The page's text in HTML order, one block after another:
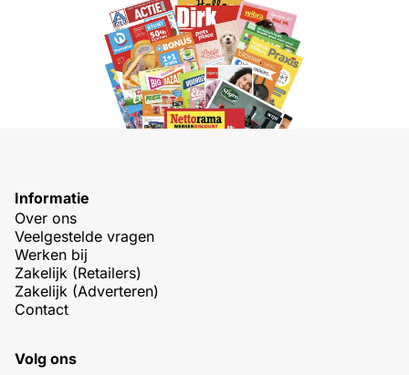
Informatie
Over ons
Veelgestelde vragen
Werken bij
Zakelijk (Retailers)
Zakelijk (Adverteren)
Contact
Volg ons